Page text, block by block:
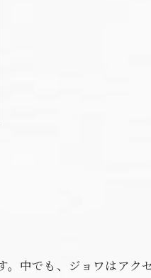
中でも、ジョワはアク